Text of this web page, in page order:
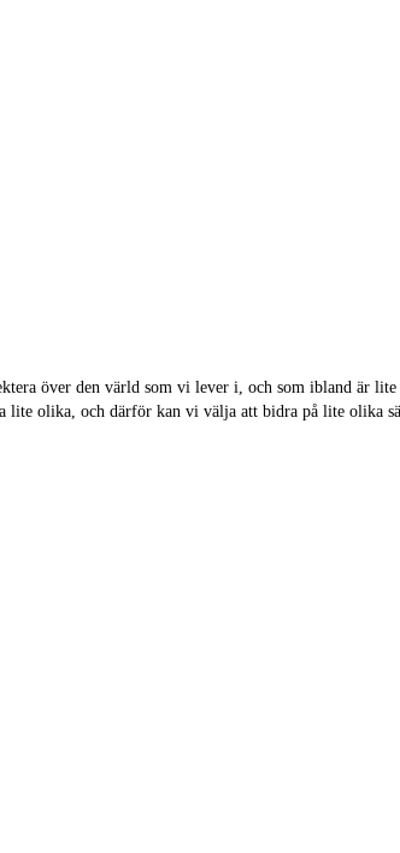
över den värld som vi lever i, och som ibland är
olika, och därför kan vi välja att bidra på lite olika